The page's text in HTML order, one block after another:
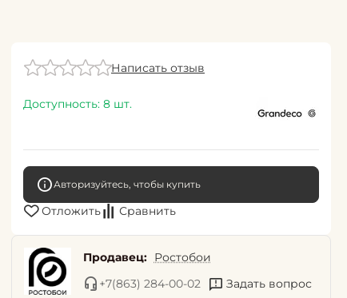
Написать отзыв
Доступность: 8 шт.
Авторизуйтесь, чтобы купить
Отложить Сравнить
Продавец: Ростобои
+7(863) 284-00-02
Задать вопрос